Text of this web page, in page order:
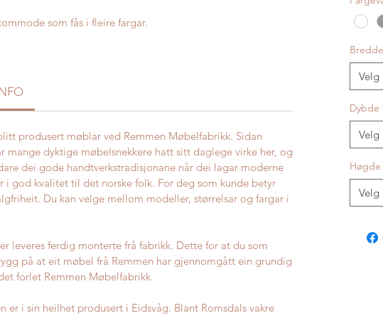
som fås i fleire fargar.
produsert møblar ved Remmen Møbelfabrikk. Sidan
mange dyktige møbelsnekkere hatt sitt daglege virke her, og
dei gode handtverkstradisjonane når dei lagar moderne
i god kvalitet til det norske folk. For deg som kunde betyr
Du kan velge mellom modeller, størrelsar og fargar i
leveres ferdig monterte frå fabrikk. Dette for at du som
på at eit møbel frå Remmen har gjennomgått ein grundig
forlet Remmen Møbelfabrikk.
er i sin heilhet produsert i Eidsvåg. Blant Romsdals vakre
Bredde
Velg
Dybde
Velg
Høgde
Velg